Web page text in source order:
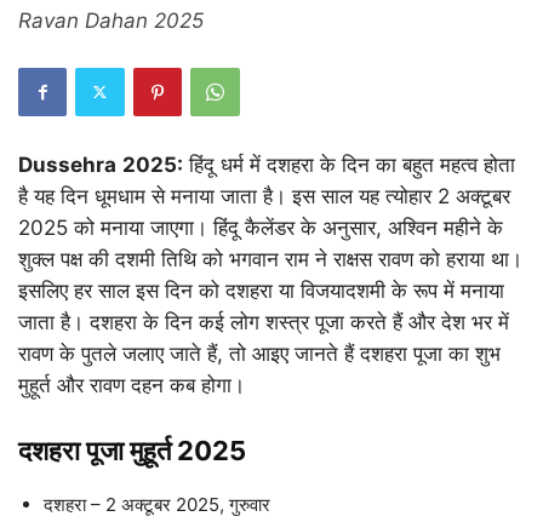
Ravan Dahan 2025
Dussehra 2025: हिंदू धर्म में दशहरा के दिन का बहुत महत्व होता
है यह दिन धूमधाम से मनाया जाता है। इस साल यह त्योहार 2 अक्टूबर
2025 को मनाया जाएगा। हिंदू कैलेंडर के अनुसार, अश्विन महीने के
शुक्ल पक्ष की दशमी तिथि को भगवान राम ने राक्षस रावण को हराया था।
इसलिए हर साल इस दिन को दशहरा या विजयादशमी के रूप में मनाया
जाता है। दशहरा के दिन कई लोग शस्त्र पूजा करते हैं और देश भर में
रावण के पुतले जलाए जाते हैं, तो आइए जानते हैं दशहरा पूजा का शुभ
मुहूर्त और रावण दहन कब होगा।
दशहरा पूजा मुहूर्त 2025
दशहरा – 2 अक्टूबर 2025, गुरुवार